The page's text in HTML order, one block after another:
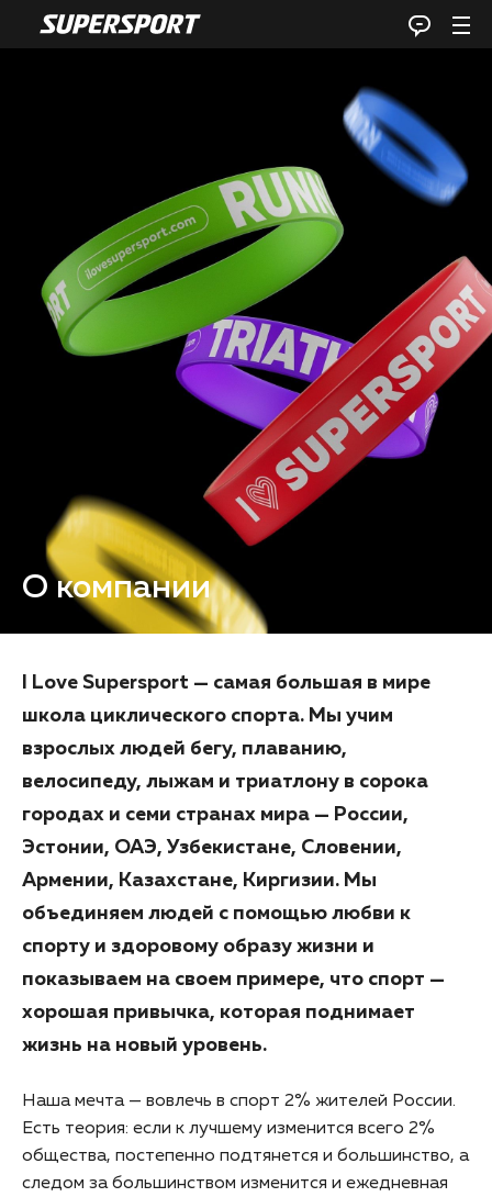
О компании
I Love Supersport — самая большая в мире
школа циклического спорта. Мы учим
взрослых людей бегу, плаванию,
велосипеду, лыжам и триатлону в сорока
городах и семи странах мира — России,
Эстонии, ОАЭ, Узбекистане, Словении,
Армении, Казахстане, Киргизии. Мы
объединяем людей с помощью любви к
спорту и здоровому образу жизни и
показываем на своем примере, что спорт —
хорошая привычка, которая поднимает
жизнь на новый уровень.
Наша мечта — вовлечь в спорт 2% жителей России.
Есть теория: если к лучшему изменится всего 2%
общества, постепенно подтянется и большинство, а
следом за большинством изменится и ежедневная